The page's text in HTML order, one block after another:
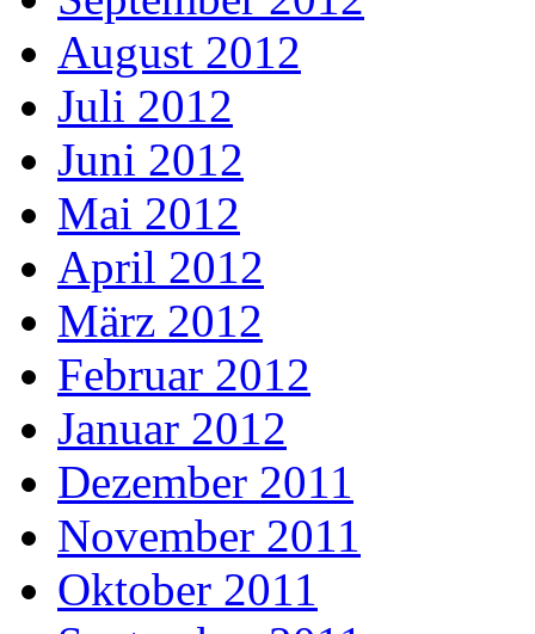
August 2012
Juli 2012
Juni 2012
Mai 2012
April 2012
März 2012
Februar 2012
Januar 2012
Dezember 2011
November 2011
Oktober 2011